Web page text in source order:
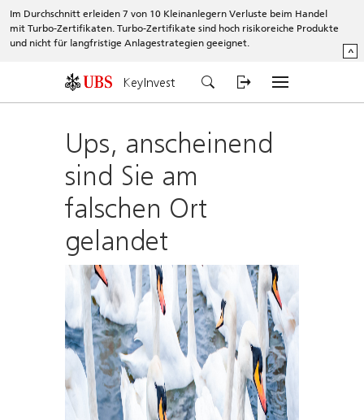
Im Durchschnitt erleiden 7 von 10 Kleinanlegern Verluste beim Handel
mit Turbo-Zertifikaten. Turbo-Zertifikate sind hoch risikoreiche Produkte
und nicht für langfristige Anlagestrategien geeignet.
^
KeyInvest
Ups, anscheinend
sind Sie am
falschen Ort
gelandet